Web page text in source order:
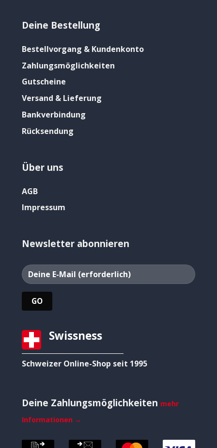
Deine Bestellung
Bestellvorgang & Kundenkonto
Zahlungsmöglichkeiten
Gutscheine
Versand & Lieferung
Bankverbindung
Rücksendung
Über uns
AGB
Impressum
Newsletter abonnieren
Swissness
Schweizer Online-Shop seit 1995
Deine Zahlungsmöglichkeiten mehr
Informationen →